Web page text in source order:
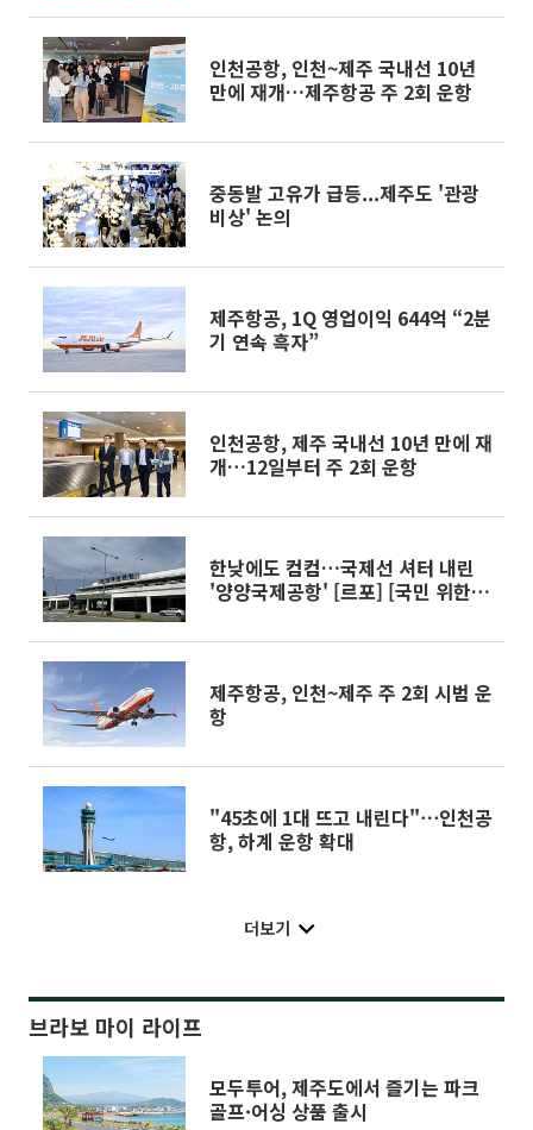
인천공항, 인천~제주 국내선 10년
만에 재개…제주항공 주 2회 운항
중동발 고유가 급등...제주도 '관광
비상' 논의
제주항공, 1Q 영업이익 644억 “2분
기 연속 흑자”
인천공항, 제주 국내선 10년 만에 재
개…12일부터 주 2회 운항
한낮에도 컴컴…국제선 셔터 내린
'양양국제공항' [르포] [국민 위한
제주항공, 인천~제주 주 2회 시범 운
항
"45초에 1대 뜨고 내린다"⋯인천공
항, 하계 운항 확대
더보기
브라보 마이 라이프
모두투어, 제주도에서 즐기는 파크
골프·어싱 상품 출시